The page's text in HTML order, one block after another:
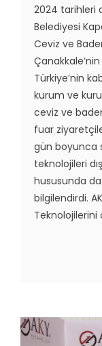
2024 tarihleri
Belediyesi
Ceviz ve
Türkiye’nin
kurum ve
ceviz ve
fuar
gün boyunca
teknolojileri
hususunda
bilgilendirdi.
Teknolojilerini